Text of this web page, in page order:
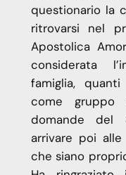
questionario la
ritrovarsi nel
Apostolica
considerata
famiglia,
come
domande del
arrivare poi
che siano